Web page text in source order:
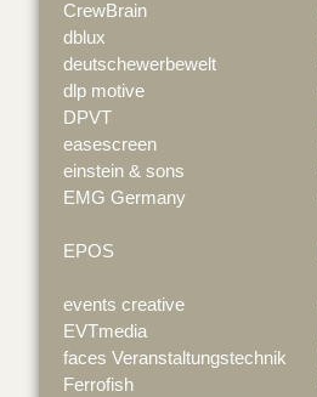
CrewBrain
dblux
deutschewerbewelt
dlp motive
DPVT
easescreen
einstein & sons
EMG Germany
EPOS
events creative
EVTmedia
faces Veranstaltungstechnik
Ferrofish